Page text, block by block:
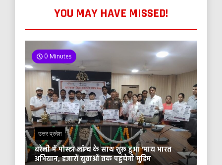
YOU MAY HAVE MISSED!
0 Minutes
उत्तर प्रदेश
बरेली में पोस्टर लॉन्च के साथ शुरू हुआ ‘माय भारत
अभियान, हजारों युवाओं तक पहुंचेगी मुहिम